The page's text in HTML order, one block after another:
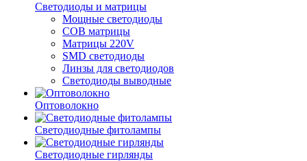
Светодиоды и матрицы
Мощные светодиоды
COB матрицы
Матрицы 220V
SMD светодиоды
Линзы для светодиодов
Светодиоды выводные
Оптоволокно
Светодиодные фитолампы
Светодиодные гирлянды